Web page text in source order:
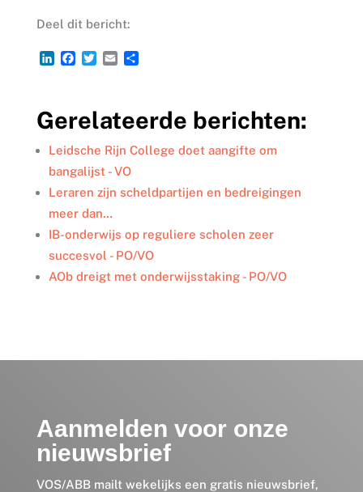
Deel dit bericht:
L
e
d
I
n
F
b
o
o
k
T
t
e
r
E
l
D
n
Gerelateerde berichten:
Leidsche Rijn College doet aangifte om
bangalijst - VO
Leraren zijn scheldpartijen en bedreigingen
meer dan…
IB-onderwijs op reguliere scholen zeer
succesvol - PO/VO
AOb dreigt met onderwijsstaking - PO/VO
Aanmelden voor onze
nieuwsbrief
VOS/ABB mailt wekelijks een gratis nieuwsbrief,